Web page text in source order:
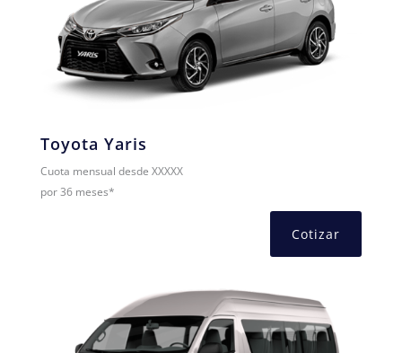
Toyota Yaris
Cuota mensual desde XXXXX
por 36 meses*
Cotizar